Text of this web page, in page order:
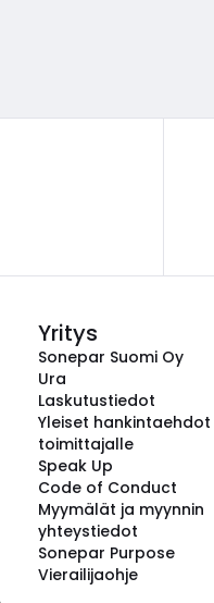
Yritys
Sonepar Suomi Oy
Ura
Laskutustiedot
Yleiset hankintaehdot
toimittajalle
Speak Up
Code of Conduct
Myymälät ja myynnin
yhteystiedot
Sonepar Purpose
Vierailijaohje